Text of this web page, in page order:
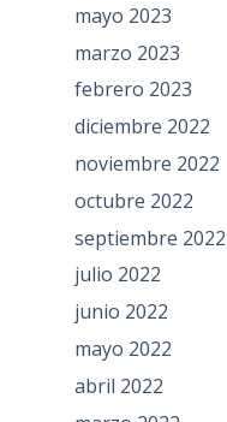
mayo 2023
marzo 2023
febrero 2023
diciembre 2022
noviembre 2022
octubre 2022
septiembre 2022
julio 2022
junio 2022
mayo 2022
abril 2022